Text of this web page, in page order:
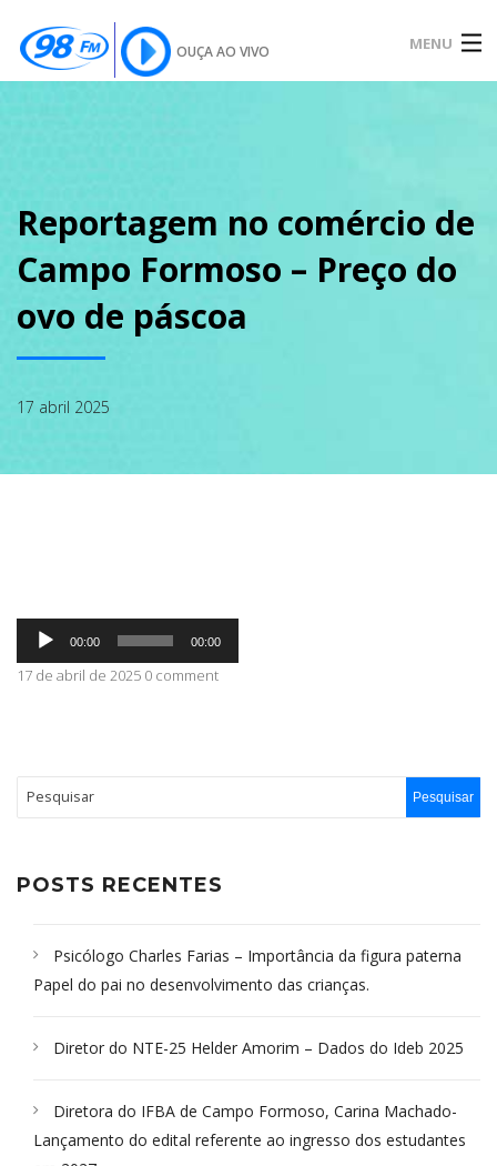
OUÇA AO VIVO MENU
SOBRE
NOTÍCIAS
CONTATO
Reportagem no comércio de
Campo Formoso – Preço do
ovo de páscoa
17 abril 2025
Tocador
áudio
00:00 00:00
17 de abril de 2025 0 comment
POSTS RECENTES
Psicólogo Charles Farias – Importância da figura paterna
Papel do pai no desenvolvimento das crianças.
Diretor do NTE-25 Helder Amorim – Dados do Ideb 2025
Diretora do IFBA de Campo Formoso, Carina Machado-
Lançamento do edital referente ao ingresso dos estudantes